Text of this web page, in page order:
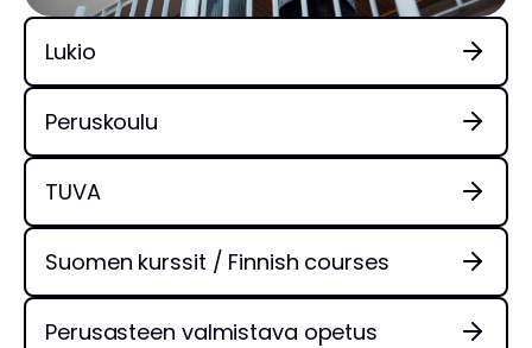
Lukio
Peruskoulu
TUVA
Suomen kurssit / Finnish courses
Perusasteen valmistava opetus